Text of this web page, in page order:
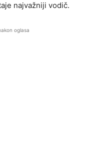
najvažniji vodič.
oglasa